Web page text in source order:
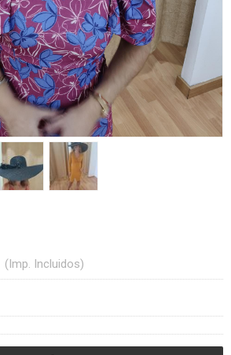
(Imp. Incluidos)